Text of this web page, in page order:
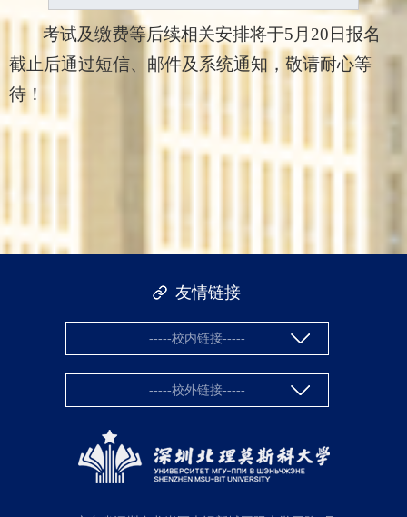
考试及缴费等后续相关安排将于5月20日报名
截止后通过短信、邮件及系统通知，敬请耐心等
待！
友情链接
-----校内链接-----
-----校外链接-----